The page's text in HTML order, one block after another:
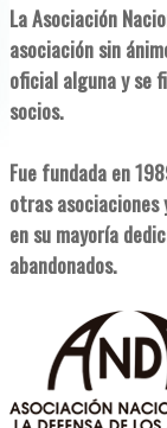
La Asociación
asociación sin
oficial alguna y se
socios.
Fue fundada en
otras asociaciones
en su mayoría
abandonados.